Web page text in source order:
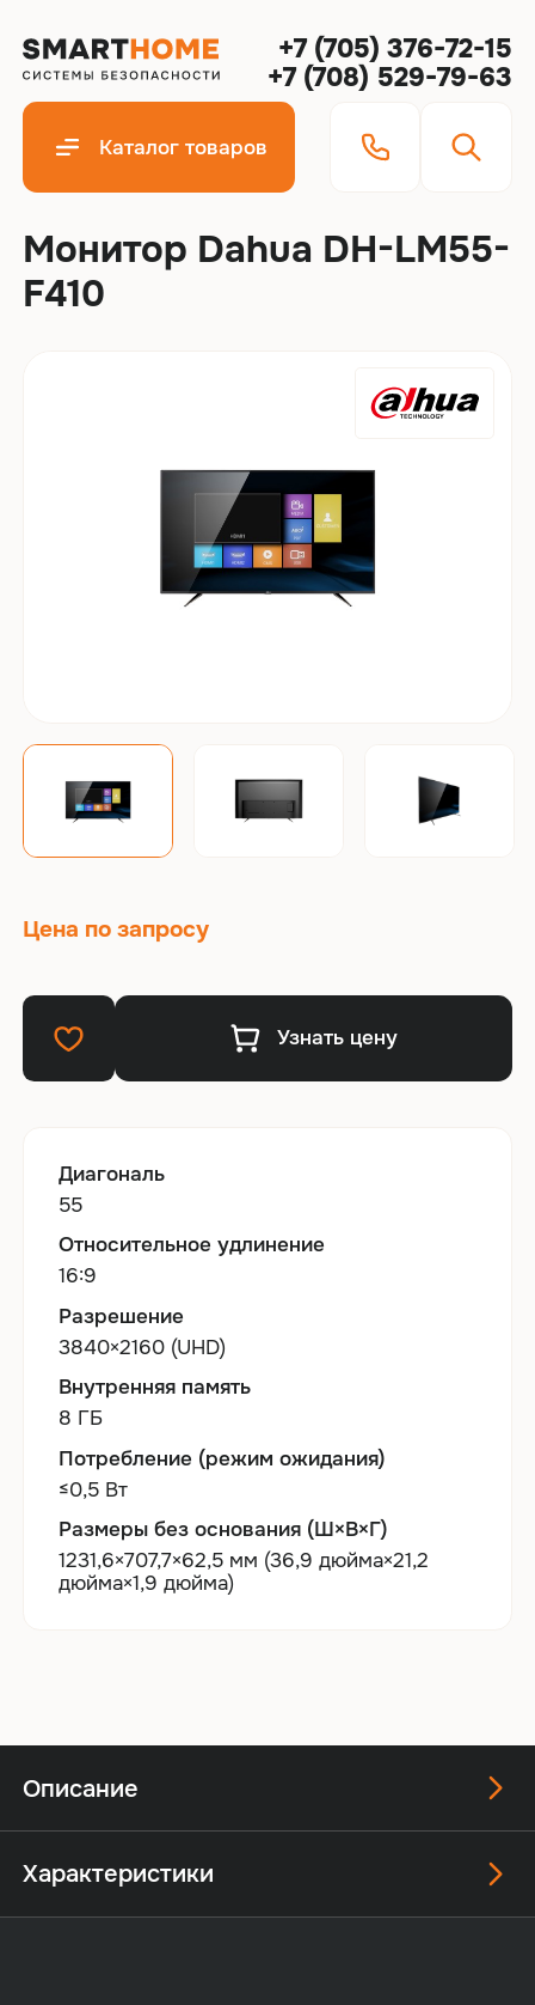
+7 (705) 376-72-15
+7 (708) 529-79-63
Каталог товаров
Монитор Dahua DH-LM55-
F410
Цена по запросу
Узнать цену
Диагональ
55
Относительное удлинение
16:9
Разрешение
3840×2160 (UHD)
Внутренняя память
8 ГБ
Потребление (режим ожидания)
≤0,5 Вт
Размеры без основания (Ш×В×Г)
1231,6×707,7×62,5 мм (36,9 дюйма×21,2
дюйма×1,9 дюйма)
Описание
Характеристики